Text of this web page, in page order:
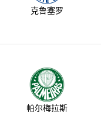
克鲁塞罗
帕尔梅拉斯